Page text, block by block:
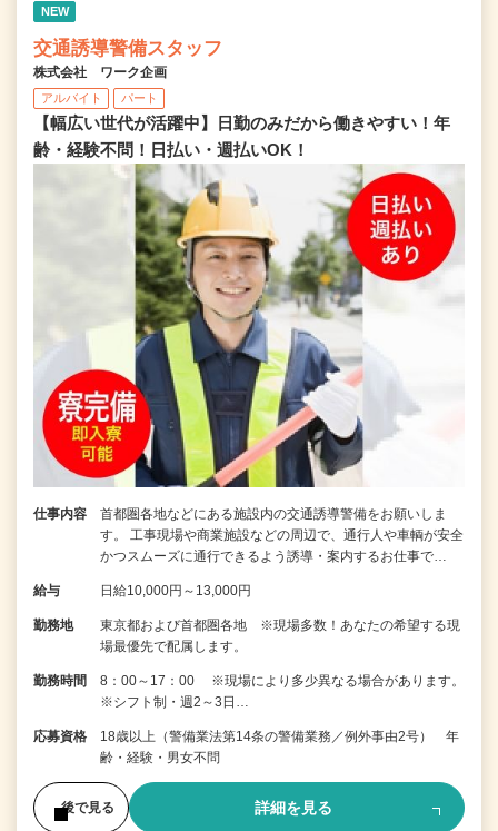
NEW
交通誘導警備スタッフ
株式会社 ワーク企画
アルバイト パート
【幅広い世代が活躍中】日勤のみだから働きやすい！年
齢・経験不問！日払い・週払いOK！
仕事内容
首都圏各地などにある施設内の交通誘導警備をお願いしま
す。 工事現場や商業施設などの周辺で、通行人や車輌が安全
かつスムーズに通行できるよう誘導・案内するお仕事で…
給与 日給10,000円～13,000円
勤務地
東京都および首都圏各地 ※現場多数！あなたの希望する現
場最優先で配属します。
勤務時間
8：00～17：00 ※現場により多少異なる場合があります。
※シフト制・週2～3日…
応募資格
18歳以上（警備業法第14条の警備業務／例外事由2号） 年
齢・経験・男女不問
後で見る 詳細を見る